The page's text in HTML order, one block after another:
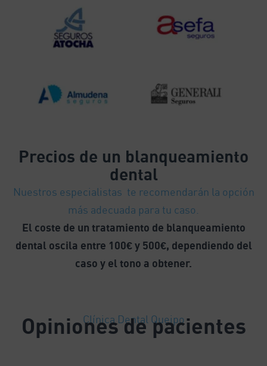
Precios de un blanqueamiento
dental
Nuestros especialistas te recomendarán la opción
más adecuada para tu caso.
El coste de un tratamiento de blanqueamiento
dental oscila entre 100€ y 500€, dependiendo del
caso y el tono a obtener.
Clínica Dental Queipo
Opiniones de pacientes